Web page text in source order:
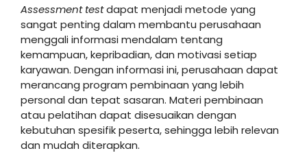
Assessment testdapat menjadi metode yang
sangat penting dalam membantu perusahaan
menggali informasi mendalam tentang
kemampuan, kepribadian, dan motivasi setiap
karyawan. Dengan informasi ini, perusahaan dapat
merancang program pembinaan yang lebih
personal dan tepat sasaran. Materi pembinaan
atau pelatihan dapat disesuaikan dengan
kebutuhan spesifik peserta, sehingga lebih relevan
dan mudah diterapkan.